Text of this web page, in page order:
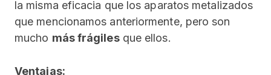
la misma eficacia que los aparatos metalizados
que mencionamos anteriormente, pero son
mucho más frágilesque ellos.
Ventajas: